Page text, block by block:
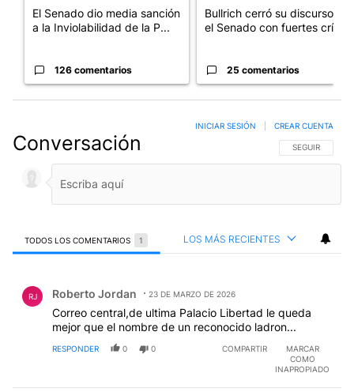
El Senado dio media sanción
a la Inviolabilidad de la P...
126 comentarios
Bullrich cerró su discurso en
el Senado con fuertes crí...
25 comentarios
Conversación SIGA ESTA
SEGUIR
INICIAR SESIÓN CREAR CUENTA
TODOS LOS COMENTARIOS 1 LOS MÁS RECIENTES
RJ Roberto Jordan 23 DE MARZO DE 2026
Correo central,de ultima Palacio Libertad le queda
mejor que el nombre de un reconocido ladron...
RESPONDER 0 0 COMPARTIR
MARCAR
COMO
INAPROPIADO